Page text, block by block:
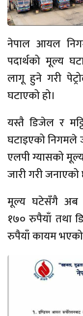
नेपाल आयल
पदार्थको मूल्य
लागू हुने गरी
घटाएको हो।
यस्तै डिजेल र
घटाइएको निगमले
एलपी ग्यासको
जारी गरी जनाएको
मूल्य घटेसँगै अब
१७० रुपैयाँ तथा
रुपैयाँ कायम